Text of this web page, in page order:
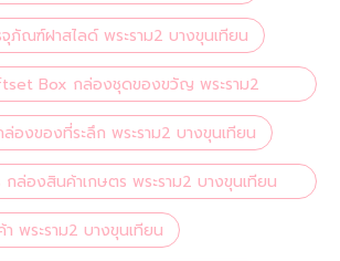
ภัณฑ์ฝาสไลด์ พระราม2 บางขุนเทียน
Box กล่องชุดของขวัญ พระราม2
องของที่ระลึก พระราม2 บางขุนเทียน
กล่องสินค้าเกษตร พระราม2 บางขุนเทียน
พระราม2 บางขุนเทียน